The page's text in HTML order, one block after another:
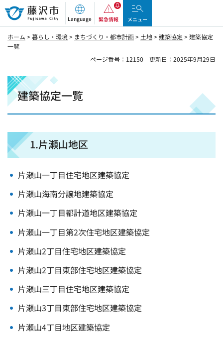
藤沢市
Language 緊急情報 メニュー
ホーム >暮らし・環境> まちづくり・都市計画> 土地>建築協定 > 建築協定
一覧
ページ番号：12150
更新日：2025年9月29日
建築協定一覧
1.片瀬山地区
片瀬山一丁目住宅地区建築協定
片瀬山海南分譲地建築協定
片瀬山一丁目都計道地区建築協定
片瀬山一丁目第2次住宅地区建築協定
片瀬山2丁目住宅地区建築協定
片瀬山2丁目東部住宅地区建築協定
片瀬山三丁目住宅地区建築協定
片瀬山3丁目東部住宅地区建築協定
片瀬山4丁目地区建築協定